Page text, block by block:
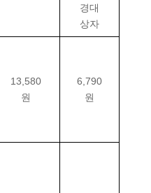
경대
상자
13,580
원
6,790
원